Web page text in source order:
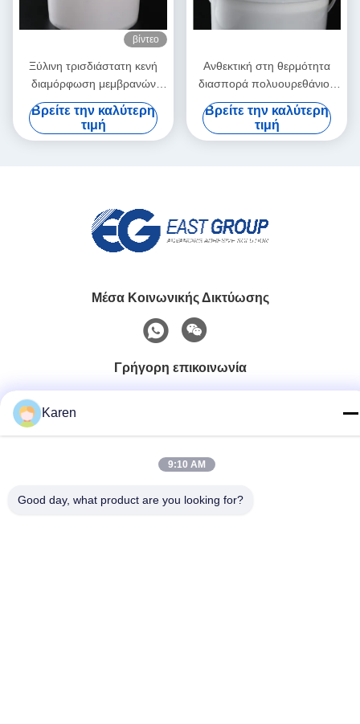
βίντεο
Ξύλινη τρισδιάστατη κενή
διαμόρφωση μεμβρανών
PVC διασποράς
πολυουρεθάνιου κόλλας
βασισμένη στο νερό PUD
Βρείτε την καλύτερη
τιμή
Ανθεκτική στη θερμότητα
διασπορά πολυουρεθάνιου
PUD για την κενή πιέζοντας
μηχανή μεμβρανών
Βρείτε την καλύτερη
τιμή
Μέσα Κοινωνικής Δικτύωσης
Γρήγορη επικοινωνία
Διεύθυνση
Karen
9:10 AM
Good day, what product are you looking for?